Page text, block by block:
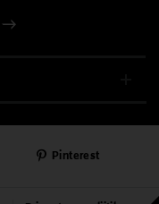
Pinterest